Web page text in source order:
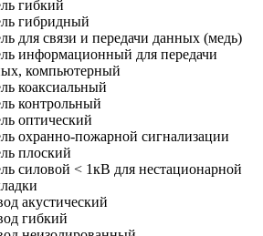
гибкий
гибридный
для связи и передачи данных (медь)
информационный для передачи
компьютерный
коаксиальный
контрольный
оптический
охранно-пожарной сигнализации
плоский
силовой < 1кВ для нестационарной
акустический
гибкий